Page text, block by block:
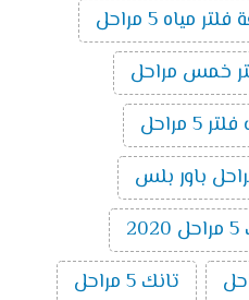
5 مراحل
خمس مراحل
مراحل
تانك 5 مراحل